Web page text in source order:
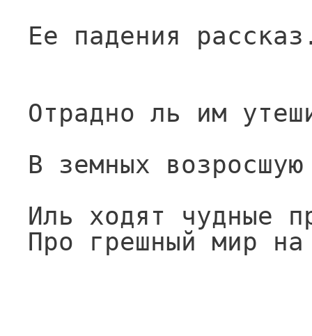
Ее падения
Отрадно ль им
В земных
Иль ходят чудные
Про грешный мир на